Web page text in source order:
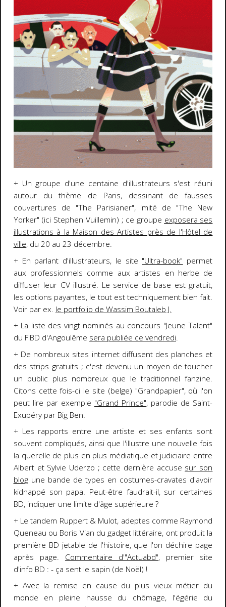
+ Un groupe d'une centaine d'illustrateurs s'est réuni
autour du thème de Paris, dessinant de fausses
couvertures de "The Parisianer", imité de "The New
Yorker" (ici Stephen Vuillemin) ; ce groupe exposera ses
illustrations à la Maison des Artistes près de l'Hôtel de
ville, du 20 au 23 décembre.
+ En parlant d'illustrateurs, le site "Ultra-book" permet
aux professionnels comme aux artistes en herbe de
diffuser leur CV illustré. Le service de base est gratuit,
les options payantes, le tout est techniquement bien fait.
Voir par ex. le portfolio de Wassim Boutaleb J.
+ La liste des vingt nominés au concours "Jeune Talent"
du FIBD d'Angoulême sera publiée ce vendredi.
+ De nombreux sites internet diffusent des planches et
des strips gratuits ; c'est devenu un moyen de toucher
un public plus nombreux que le traditionnel fanzine.
Citons cette fois-ci le site (belge) "Grandpapier", où l'on
peut lire par exemple "Grand Prince", parodie de Saint-
Exupéry par Big Ben.
+ Les rapports entre une artiste et ses enfants sont
souvent compliqués, ainsi que l'illustre une nouvelle fois
la querelle de plus en plus médiatique et judiciaire entre
Albert et Sylvie Uderzo ; cette dernière accuse sur son
blogune bande de types en costumes-cravates d'avoir
kidnappé son papa. Peut-être faudrait-il, sur certaines
BD, indiquer une limite d'âge supérieure ?
+ Le tandem Ruppert & Mulot, adeptes comme Raymond
Queneau ou Boris Vian du gadget littéraire, ont produit la
première BD jetable de l'histoire, que l'on déchire page
après page. Commentaire d'"Actuabd", premier site
d'info BD : - ça sent le sapin (de Noël) !
+ Avec la remise en cause du plus vieux métier du
monde en pleine hausse du chômage, l'égérie du